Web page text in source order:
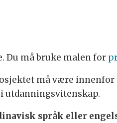
Du må bruke malen for
må være
utdanningsvitenskap.
språk eller